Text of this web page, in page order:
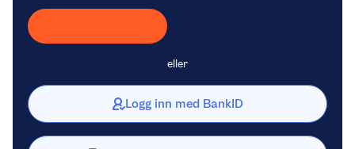
eller
Logg inn med BankID